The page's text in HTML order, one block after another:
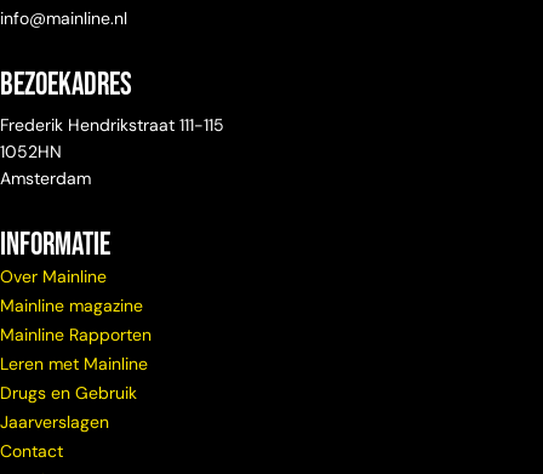
info@mainline.nl
Bezoekadres
Frederik Hendrikstraat 111-115
1052HN
Amsterdam
Informatie
Over Mainline
Mainline magazine
Mainline Rapporten
Leren met Mainline
Drugs en Gebruik
Jaarverslagen
Contact